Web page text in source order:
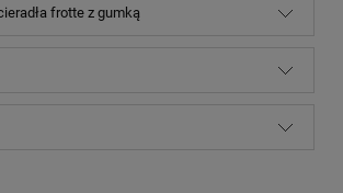
frotte z gumką